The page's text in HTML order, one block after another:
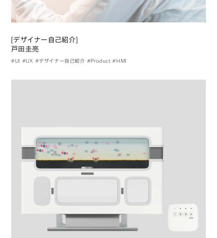
[デザイナー自己紹介]
戸田圭亮
#UI #UX #デザイナー自己紹介 #Product #HMI